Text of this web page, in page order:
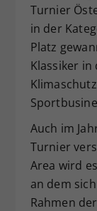
Turnier
in der
Platz
Klassiker in
Auch im
Turnier
Area wird
an dem
Rahmen